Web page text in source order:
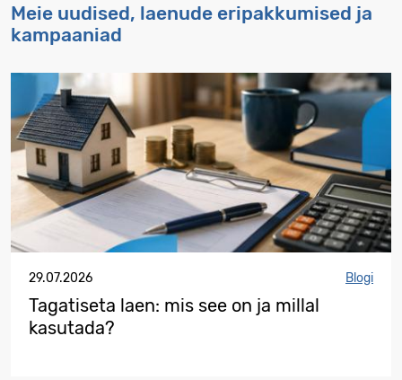
Meie uudised, laenude eripakkumised ja
kampaaniad
29.07.2026 Blogi
Tagatiseta laen: mis see on ja millal
kasutada?